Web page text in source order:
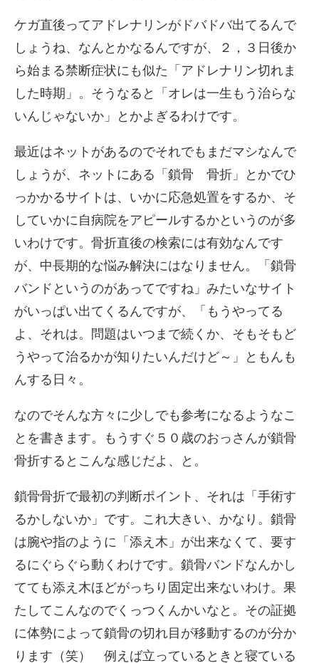
ケガ直後ってアドレナリンがドバドバ出てるんで
しょうね、なんとかなるんですが、２，３日後か
ら始まる禁断症状にも似た「アドレナリン切れま
した時期」。そうなると「オレは一生もう治らな
いんじゃないか」とかよぎるわけです。
最近はネットがあるのでそれでもまだマシなんで
しょうが、ネットにある「鎖骨 骨折」とかでひ
っかかるサイトは、いかに応急処置をするか、そ
していかに自病院をアピールするかというのが多
いわけです。骨折直後の検索には有効なんです
が、中長期的な悩み解決にはなりません。「鎖骨
バンドというのがあってですね」みたいなサイト
がいっぱい出てくるんですが、「もうやってる
よ、それは。問題はいつまで続くか、そもそもど
うやって治るかが知りたいんだけど～」ともんも
んする日々。
なのでそんな方々に少しでも参考になるようなこ
とを書きます。もうすぐ５０歳のおっさんが鎖骨
骨折するとこんな感じだよ、と。
鎖骨骨折で最初の判断ポイント、それは「手術す
るかしないか」です。これ大きい、かなり。鎖骨
は腕や指のように「添え木」が出来なくて、要す
るにぐらぐら動くわけです。鎖骨バンドなんかし
てても添え木ほどがっちり固定出来ないわけ。果
たしてこんなのでくっつくんかいなと。その証拠
に体勢によって鎖骨の切れ目が移動するのが分か
ります（笑） 例えば立っているときと寝ている